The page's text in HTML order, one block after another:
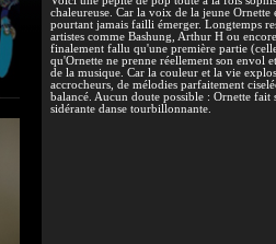
chaleureuse. Car la voix de la jeune Ornette
pourtant jamais failli émerger. Longtemps
artistes comme Bashung, Arthur H ou
finalement fallu qu'une première partie
qu'Ornette ne prenne réellement son envol
de la musique. Car la couleur et la vie
accrocheurs, de mélodies parfaitement
balancé. Aucun doute possible : Ornette fait
sidérante danse tourbillonnante.